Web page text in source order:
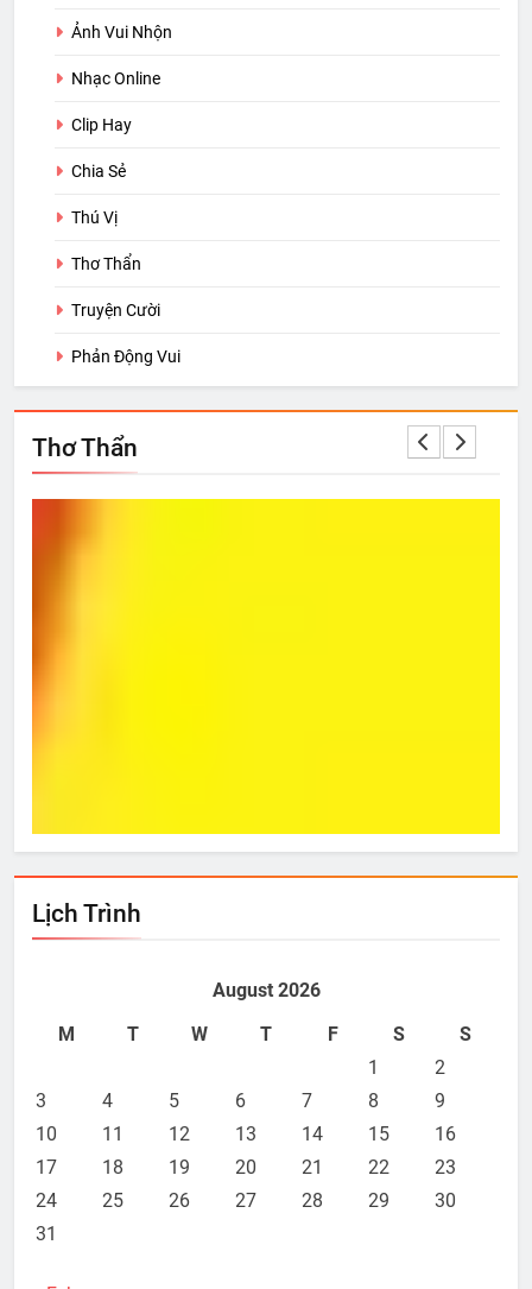
Ảnh Vui Nhộn
Nhạc Online
Clip Hay
Chia Sẻ
Thú Vị
Thơ Thẩn
Truyện Cười
Phản Động Vui
Thơ Thẩn
Lịch Trình
August 2026
M
T W T F S
S
1
2
3
4 5 6 7 8
9
10
11 12 13 14 15
16
17
18 19 20 21 22
23
24
25 26 27 28 29
30
31